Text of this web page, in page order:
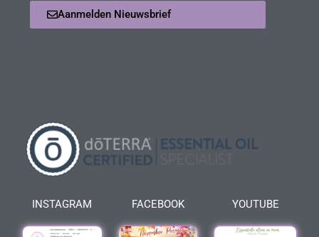
Aanmelden Nieuwsbrief
INSTAGRAM FACEBOOK YOUTUBE